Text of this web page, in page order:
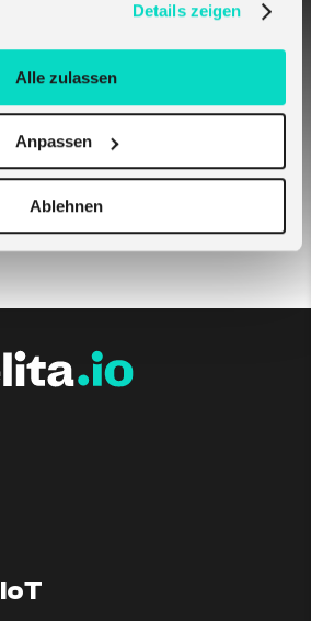
Details zeigen
Alle zulassen
Anpassen
Ablehnen
and how can it be used?